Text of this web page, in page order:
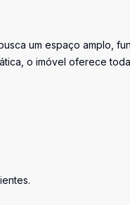
um espaço amplo,
o imóvel oferece